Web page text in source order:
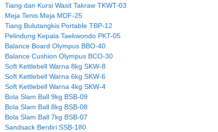
Tiang dan Kursi Wasit Takraw TKWT-03
Meja Tenis Meja MDF-25
Tiang Bulutangkis Portable TBP-12
Pelindung Kepala Taekwondo PKT-05
Balance Board Olympus BBO-40
Balance Cushion Olympus BCO-30
Soft Kettlebell Warna 8kg SKW-8
Soft Kettlebell Warna 6kg SKW-6
Soft Kettlebell Warna 4kg SKW-4
Bola Slam Ball 9kg BSB-09
Bola Slam Ball 8kg BSB-08
Bola Slam Ball 7kg BSB-07
Sandsack Berdiri SSB-180